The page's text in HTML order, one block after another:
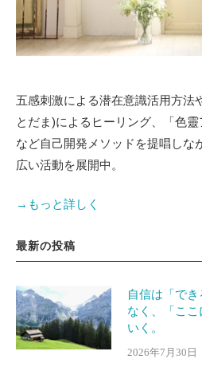
五感刺激による潜在意識活用方法
とだま)によるヒーリング、「色靈
など自己開発メソッドを提唱しな
広い活動を展開中。
→もっと詳しく
最新の投稿
自信は「で
なく、「こ
いく。
2026年7月30日